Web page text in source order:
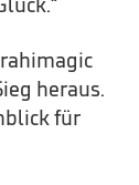
heraus.
für